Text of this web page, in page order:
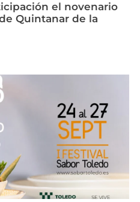
el novenario
Quintanar de la